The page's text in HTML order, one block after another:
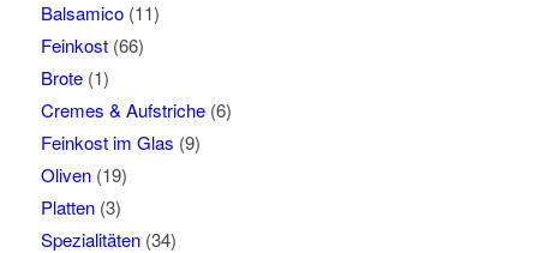
Balsamico (11)
Feinkost (66)
Brote (1)
Cremes & Aufstriche (6)
Feinkost im Glas (9)
Oliven (19)
Platten (3)
Spezialitäten (34)